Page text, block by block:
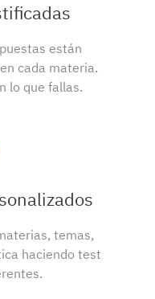
están
cada materia.
lo que fallas.
temas,
haciendo test